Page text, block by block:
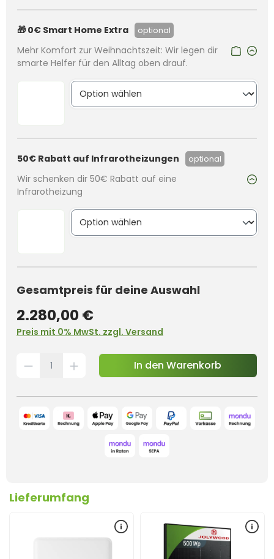
🎁 0€ Smart Home Extra optional
Mehr Komfort zur Weihnachtszeit: Wir legen dir
smarte Helfer für den Alltag oben drauf.
50€ Rabatt auf Infrarotheizungen optional
Wir schenken dir 50€ Rabatt auf eine
Infrarotheizung
Gesamtpreis für deine Auswahl
2.280,00 €
Preis mit 0% MwSt. zzgl. Versand
In den Warenkorb
Lieferumfang